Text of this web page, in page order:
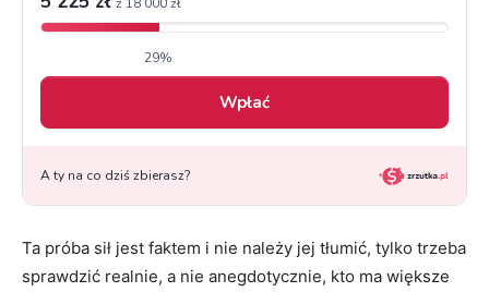
Ta próba sił jest faktem i nie należy jej tłumić, tylko trzeba
sprawdzić realnie, a nie anegdotycznie, kto ma większe